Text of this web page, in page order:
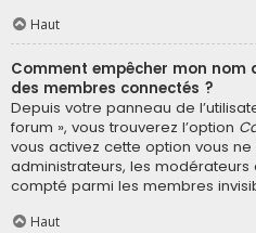
Haut
Comment empêcher mon
des membres connectés ?
Depuis votre panneau de
forum », vous trouverez l’option
vous activez cette option vous
administrateurs, les
compté parmi les membres
Haut